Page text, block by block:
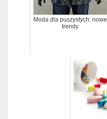
Moda dla puszystych: nowe
trendy